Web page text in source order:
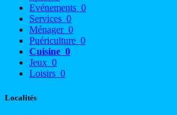
Evénements 0
Services 0
Ménager 0
Puériculture 0
Cuisine 0
Jeux 0
Loisirs 0
Localités